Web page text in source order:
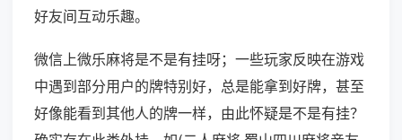
好友间互动乐趣。
微信上微乐麻将是不是有挂呀；一些玩家反映在游戏
中遇到部分用户的牌特别好，总是能拿到好牌，甚至
好像能看到其他人的牌一样，由此怀疑是不是有挂？